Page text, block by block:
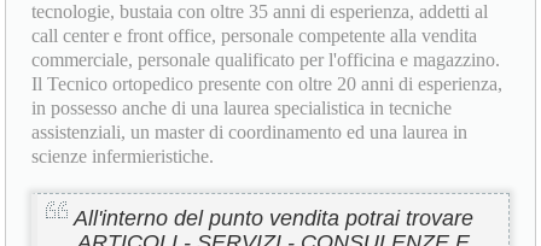
tecnologie, bustaia con oltre 35 anni di esperienza, addetti al
call center e front office, personale competente alla vendita
commerciale, personale qualificato per l'officina e magazzino.
Il Tecnico ortopedico presente con oltre 20 anni di esperienza,
in possesso anche di una laurea specialistica in tecniche
assistenziali, un master di coordinamento ed una laurea in
scienze infermieristiche.
All'interno del punto vendita potrai trovare